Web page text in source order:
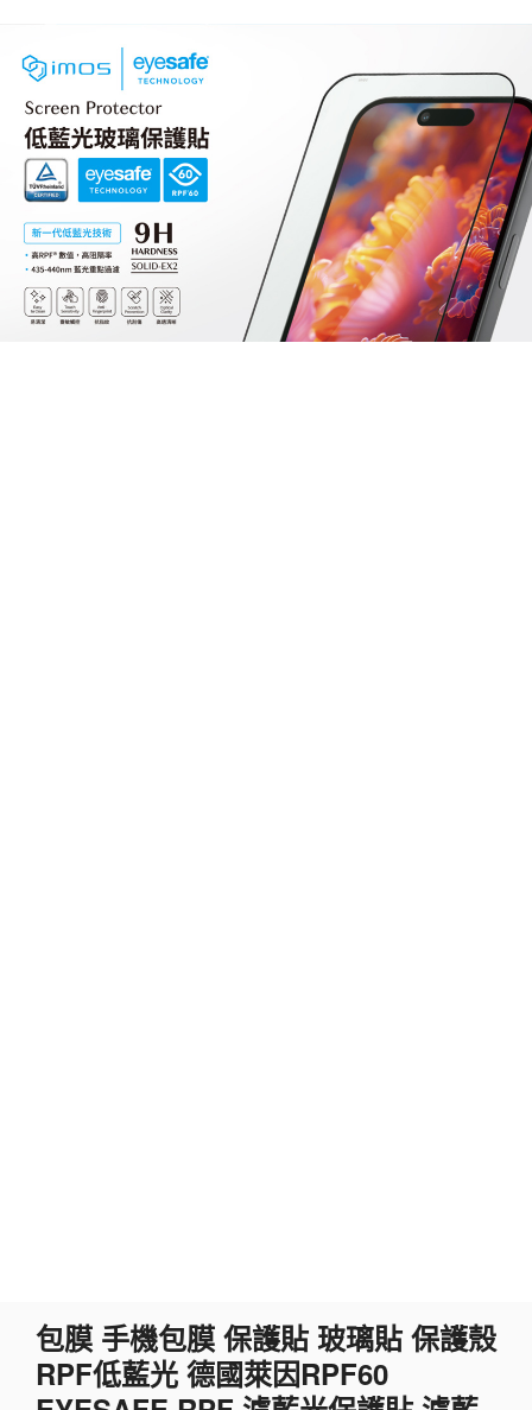
包膜 手機包膜 保護貼 玻璃貼 保護殼
RPF低藍光 德國萊因RPF60